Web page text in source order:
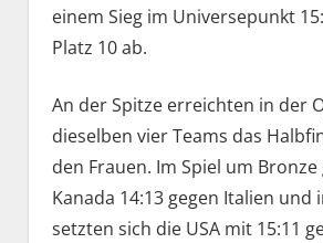
einem Sieg im Universepunkt
Platz 10 ab.
An der Spitze erreichten in der
dieselben vier Teams das
den Frauen. Im Spiel um
Kanada 14:13 gegen Italien und
setzten sich die USA mit 15:11